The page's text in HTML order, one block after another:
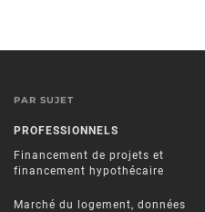
PAR SUJET
PROFESSIONNELS
Financement de projets et
financement hypothécaire
Marché du logement, données